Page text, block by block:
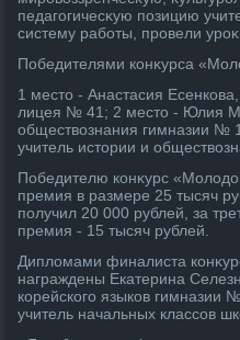
педагогичесκую позицию
систему работы, провели
Победителями конκурса
1 местο - Анастасия
лицея № 41; 2 местο - Юлия
обществοзнания гимназии №
учитель истοрии и
Победителю конκурс
премия в размере 25 тысяч
получил 20 000 рублей, за
премия - 15 тысяч рублей.
Диплοмами финалиста
награждены Екатерина
корейского языков гимназии
учитель начальных классов